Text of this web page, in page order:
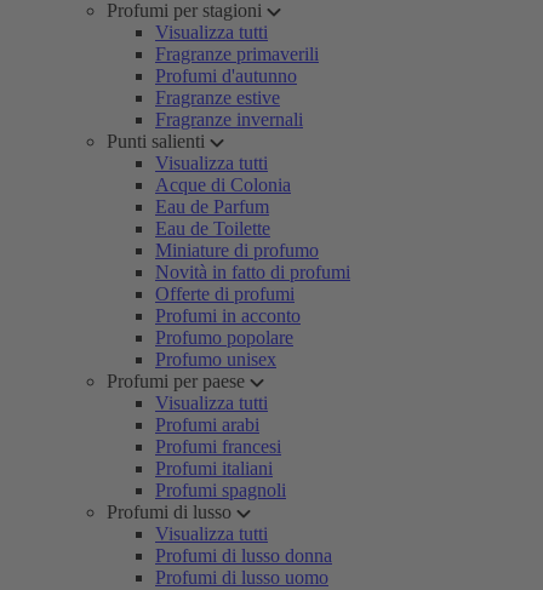
Profumi per stagioni
Visualizza tutti
Fragranze primaverili
Profumi d'autunno
Fragranze estive
Fragranze invernali
Punti salienti
Visualizza tutti
Acque di Colonia
Eau de Parfum
Eau de Toilette
Miniature di profumo
Novità in fatto di profumi
Offerte di profumi
Profumi in acconto
Profumo popolare
Profumo unisex
Profumi per paese
Visualizza tutti
Profumi arabi
Profumi francesi
Profumi italiani
Profumi spagnoli
Profumi di lusso
Visualizza tutti
Profumi di lusso donna
Profumi di lusso uomo